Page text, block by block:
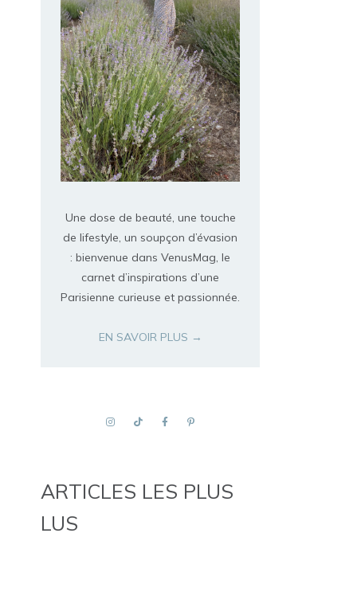
Une dose de beauté, une touche
de lifestyle, un soupçon d’évasion
: bienvenue dans VenusMag, le
carnet d’inspirations d’une
Parisienne curieuse et passionnée.
EN SAVOIR PLUS →
ARTICLES LES PLUS
LUS